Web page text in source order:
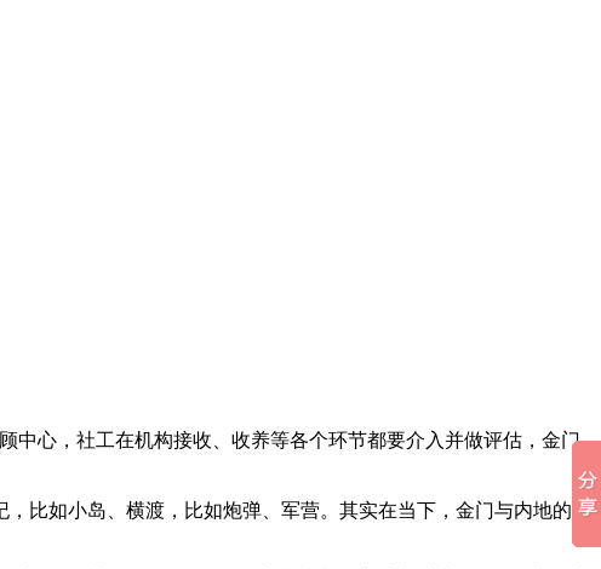
中心，社工在机构接收、收养等各个环节都要介入并做评估，金门
比如小岛、横渡，比如炮弹、军营。其实在当下，金门与内地的联